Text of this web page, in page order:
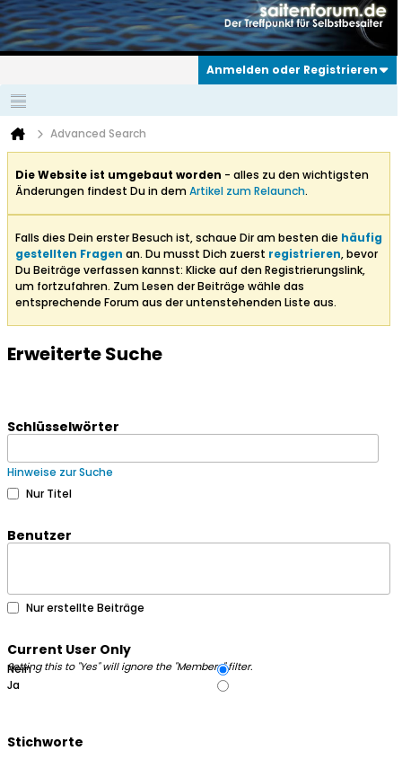
Anmelden oder Registrieren
Advanced Search
Die Website ist umgebaut worden - alles zu den wichtigsten
Änderungen findest Du in demArtikel zum Relaunch.
Falls dies Dein erster Besuch ist, schaue Dir am besten die häufig
gestellten Fragen an. Du musst Dich zuerst registrieren, bevor
Du Beiträge verfassen kannst: Klicke auf den Registrierungslink,
um fortzufahren. Zum Lesen der Beiträge wähle das
entsprechende Forum aus der untenstehenden Liste aus.
Erweiterte Suche
Schlüsselwörter
Hinweise zur Suche
Nur Titel
Benutzer
Nur erstellte Beiträge
Current User Only
Setting this to "Yes" will ignore the "Members" filter.
Nein
Ja
Stichworte